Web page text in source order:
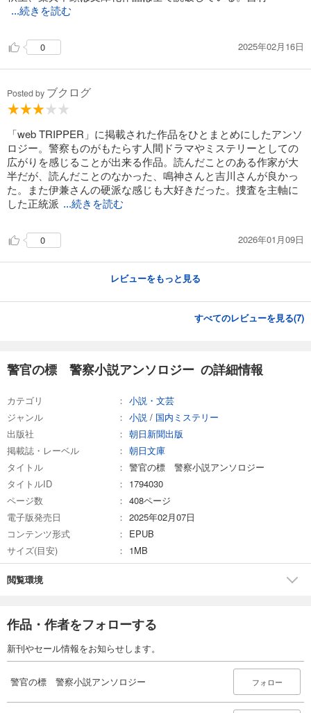
...続きを読む
0 2025年02月16日
Posted by ブクログ
「web TRIPPER」に掲載された作品をひとまとめにしたアンソ
ロジー。警察ものがもたらす人間ドラマやミステリーとしての
広がりを感じることが出来る作品。読んだことのある作家が大
半だが、読んだことのなかった、鳴神さんと吉川さんが良かっ
た。また伊兼さんの硬派な感じも大好きだった。捜査を主軸に
した正統派 ...続きを読む
0 2026年01月09日
レビューをもっと見る
すべてのレビューを見る(7)
警官の標 警察小説アンソロジー の詳細情報
カテゴリ
小説・文芸
ジャンル
小説 / 国内ミステリー
出版社
朝日新聞出版
掲載誌・レーベル
朝日文庫
タイトル
警官の標 警察小説アンソロジー
タイトルID
1794030
ページ数
408ページ
電子版発売日
2025年02月07日
コンテンツ形式
EPUB
サイズ(目安)
1MB
閲覧環境
作品・作者をフォローする
新刊やセール情報をお知らせします。
警官の標 警察小説アンソロジー フォロー